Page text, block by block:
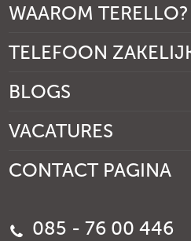
WAAROM TERELLO?
TELEFOON
BLOGS
VACATURES
CONTACT PAGINA
085 - 76 00 446